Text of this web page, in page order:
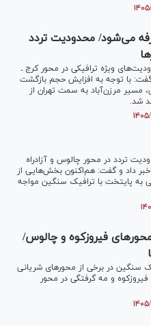
از ساعت ۱۶ یک‌طرفه می‌شود/ محدودیت تردد
ویژه ترافیکی در محور کرج ـ
خبر داد و گفت: با توجه به افزایش حجم بازگشت
مسیر مرزن‌آباد به سمت تهران از
تردد در محور چالوس و آزادراه
خبر داد و گفت: هم‌اکنون بخش‌هایی از
به پایتخت با ترافیک سنگین مواجه
فیروزکوه و چالوس/
سنگین در برخی از محور‌های شریانی
و مه گرفتگی در محور